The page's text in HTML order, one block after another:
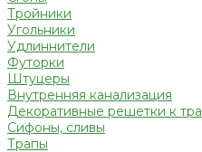
Тройники
Угольники
Удлиннители
Футорки
Штуцеры
Внутренняя канализация
Декоративные решетки к
Сифоны, сливы
Трапы